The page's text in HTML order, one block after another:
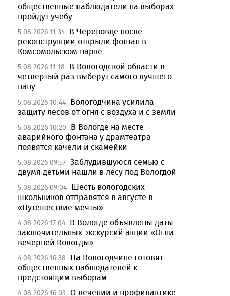
общественные наблюдатели на выборах
пройдут учебу
5.08.2026 11:34 В Череповце после
реконструкции открыли фонтан в
Комсомольском парке
5.08.2026 11:18
В Вологодской области в
четвертый раз выберут самого лучшего
папу
5.08.2026 10:44 Вологодчина усилила
защиту лесов от огня с воздуха и с земли
5.08.2026 10:20
В Вологде на месте
аварийного фонтана у драмтеатра
появятся качели и скамейки
5.08.2026 09:57 Заблудившуюся семью с
двумя детьми нашли в лесу под Вологдой
5.08.2026 09:04 Шесть вологодских
школьников отправятся в августе в
«Путешествие мечты»
4.08.2026 17:04 В Вологде объявлены даты
заключительных экскурсий акции «Огни
вечерней Вологды»
4.08.2026 16:38
На Вологодчине готовят
общественных наблюдателей к
предстоящим выборам
4.08.2026 16:03 О лечении и профилактике